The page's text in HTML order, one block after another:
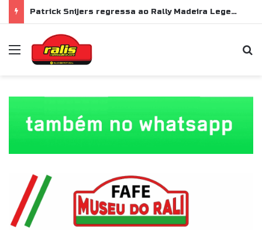
Patrick Snijers regressa ao Rally Madeira Legend com Ford Sierra RS Cosworth
Menu